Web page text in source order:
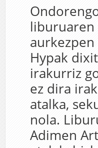
liburuaren
Hypak
irakurriz
ez dira
atalka,
nola.
Adimen